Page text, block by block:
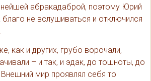
абракадаброй, поэтому Юрий
не вслушиваться и отключился
как и других, грубо ворочали,
– и так, и эдак, до тошноты, до
мир проявлял себя то